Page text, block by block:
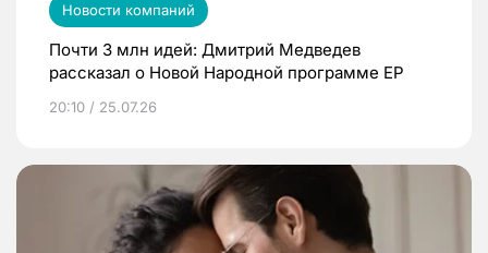
Новости компаний
Почти 3 млн идей: Дмитрий Медведев
рассказал о Новой Народной программе ЕР
20:10 / 25.07.26